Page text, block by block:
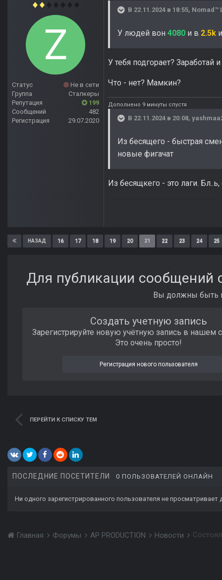
Статус
Не в сети
Группа
Сталкеры
Репутация
199
Сообщений
482
Регистрация
29.07.2020
В 22.11.2024 в 18:55, Nomad™
У людей вон 4080 и в 2.5k
У тебя подгорает? Заработай
Что - нет? Мамкин?
Дополнено 9 минуты спустя
В 22.11.2024 в 20:08,
Из бесящего - быстрая
новые фигачат
Из бесящкего - это лаги.
НАЗАД 16 17 18 19 20 21 22 23 24 25
Для публикации сообщений
Вы должны быть
Создать учетную запись
Зарегистрируйте новую учётную запись в нашем
Это очень просто!
Регистрация нового пользователя
ПЕРЕЙТИ К СПИСКУ ТЕМ
ПОСЛЕДНИЕ ПОСЕТИТЕЛИ 0 ПОЛЬЗОВАТЕЛЕЙ ОНЛАЙН
Ни одного зарегистрированного пользователя не просматривает
Главная Форумы AP PRODUCTION Новости